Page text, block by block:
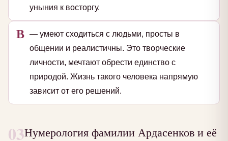
уныния к восторгу.
В — умеют сходиться с людьми, просты в
общении и реалистичны. Это творческие
личности, мечтают обрести единство с
природой. Жизнь такого человека напрямую
зависит от его решений.
03Нумерология фамилии Ардасенков и её